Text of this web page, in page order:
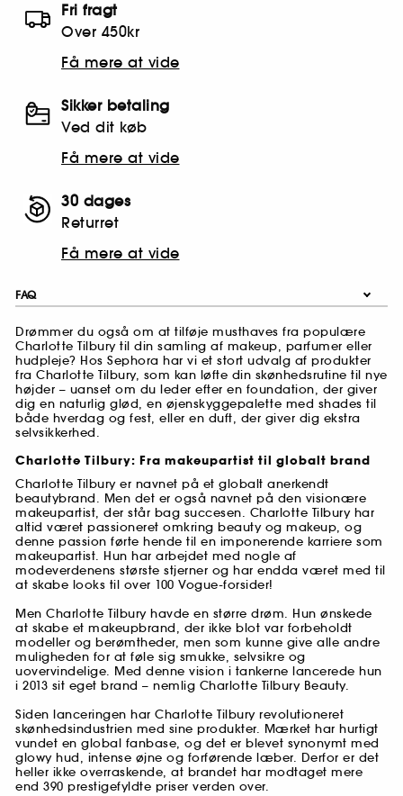
Fri fragt
Over 450kr
Få mere at vide
Sikker betaling
Ved dit køb
Få mere at vide
30 dages
Returret
Få mere at vide
FAQ
Drømmer du også om at tilføje musthaves fra populære
Charlotte Tilbury til din samling af makeup, parfumer eller
hudpleje? Hos Sephora har vi et stort udvalg af produkter
fra Charlotte Tilbury, som kan løfte din skønhedsrutine til nye
højder – uanset om du leder efter en foundation, der giver
dig en naturlig glød, en øjenskyggepalette med shades til
både hverdag og fest, eller en duft, der giver dig ekstra
selvsikkerhed.
Charlotte Tilbury: Fra makeupartist til globalt brand
Charlotte Tilbury er navnet på et globalt anerkendt
beautybrand. Men det er også navnet på den visionære
makeupartist, der står bag succesen. Charlotte Tilbury har
altid været passioneret omkring beauty og makeup, og
denne passion førte hende til en imponerende karriere som
makeupartist. Hun har arbejdet med nogle af
modeverdenens største stjerner og har endda været med til
at skabe looks til over 100 Vogue-forsider!
Men Charlotte Tilbury havde en større drøm. Hun ønskede
at skabe et makeupbrand, der ikke blot var forbeholdt
modeller og berømtheder, men som kunne give alle andre
muligheden for at føle sig smukke, selvsikre og
uovervindelige. Med denne vision i tankerne lancerede hun
i 2013 sit eget brand – nemlig Charlotte Tilbury Beauty.
Siden lanceringen har Charlotte Tilbury revolutioneret
skønhedsindustrien med sine produkter. Mærket har hurtigt
vundet en global fanbase, og det er blevet synonymt med
glowy hud, intense øjne og forførende læber. Derfor er det
heller ikke overraskende, at brandet har modtaget mere
end 390 prestigefyldte priser verden over.